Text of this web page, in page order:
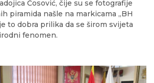
Ćosović, čije su se fotografije
piramida našle na markicama „BH
to dobra prilika da se širom svijeta
fenomen.